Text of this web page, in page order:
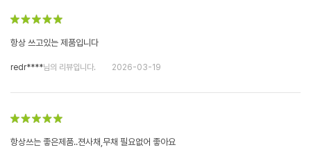
항상 쓰고있는 제품입니다
redr****님의 리뷰입니다. 2026-03-19
항상쓰는 좋은제품..젼사채,무채 필요없어 좋아요